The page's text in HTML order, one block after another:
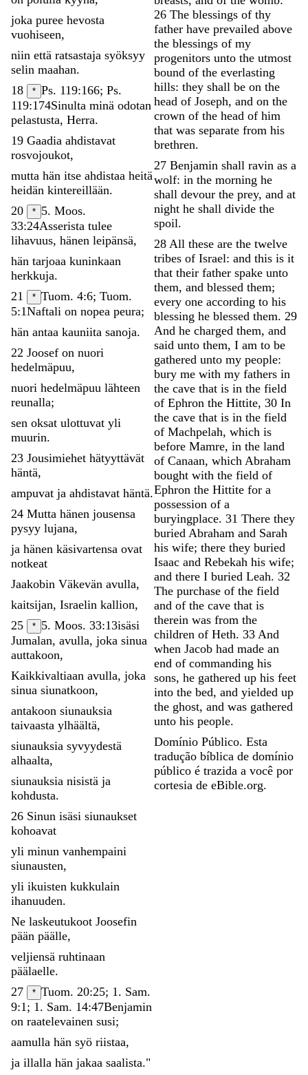
joka puree hevosta
vuohiseen,
niin että ratsastaja syöksyy
selin maahan.
18
* Ps. 119:166; Ps.
119:174Sinulta minä odotan
pelastusta, Herra.
19 Gaadia ahdistavat
rosvojoukot,
mutta hän itse ahdistaa heitä
heidän kintereillään.
20
* 5. Moos.
33:24Asserista tulee
lihavuus, hänen leipänsä,
hän tarjoaa kuninkaan
herkkuja.
21
* Tuom. 4:6; Tuom.
5:1Naftali on nopea peura;
hän antaa kauniita sanoja.
22 Joosef on nuori
hedelmäpuu,
nuori hedelmäpuu lähteen
reunalla;
sen oksat ulottuvat yli
muurin.
23 Jousimiehet hätyyttävät
häntä,
ampuvat ja ahdistavat häntä.
24 Mutta hänen jousensa
pysyy lujana,
ja hänen käsivartensa ovat
notkeat
Jaakobin Väkevän avulla,
kaitsijan, Israelin kallion,
25
* 5. Moos. 33:13isäsi
Jumalan, avulla, joka sinua
auttakoon,
Kaikkivaltiaan avulla, joka
sinua siunatkoon,
antakoon siunauksia
taivaasta ylhäältä,
siunauksia syvyydestä
alhaalta,
siunauksia nisistä ja
kohdusta.
26 Sinun isäsi siunaukset
kohoavat
yli minun vanhempaini
siunausten,
yli ikuisten kukkulain
ihanuuden.
Ne laskeutukoot Joosefin
pään päälle,
veljiensä ruhtinaan
päälaelle.
27
* Tuom. 20:25; 1. Sam.
9:1; 1. Sam. 14:47Benjamin
on raatelevainen susi;
aamulla hän syö riistaa,
ja illalla hän jakaa saalista."
26 The blessings of thy
father have prevailed above
the blessings of my
progenitors unto the utmost
bound of the everlasting
hills: they shall be on the
head of Joseph, and on the
crown of the head of him
that was separate from his
brethren.
27 Benjamin shall ravin as a
wolf: in the morning he
shall devour the prey, and at
night he shall divide the
spoil.
28 All these are the twelve
tribes of Israel: and this is it
that their father spake unto
them, and blessed them;
every one according to his
blessing he blessed them. 29
And he charged them, and
said unto them, I am to be
gathered unto my people:
bury me with my fathers in
the cave that is in the field
of Ephron the Hittite, 30 In
the cave that is in the field
of Machpelah, which is
before Mamre, in the land
of Canaan, which Abraham
bought with the field of
Ephron the Hittite for a
possession of a
buryingplace. 31 There they
buried Abraham and Sarah
his wife; there they buried
Isaac and Rebekah his wife;
and there I buried Leah. 32
The purchase of the field
and of the cave that is
therein was from the
children of Heth. 33 And
when Jacob had made an
end of commanding his
sons, he gathered up his feet
into the bed, and yielded up
the ghost, and was gathered
unto his people.
Domínio Público. Esta
tradução bíblica de domínio
público é trazida a você por
cortesia de eBible.org.